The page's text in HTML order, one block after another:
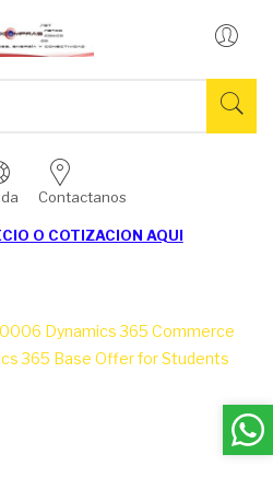
Contactanos
O COTIZACION AQUI
Dynamics 365 Commerce
365 Base Offer for Students